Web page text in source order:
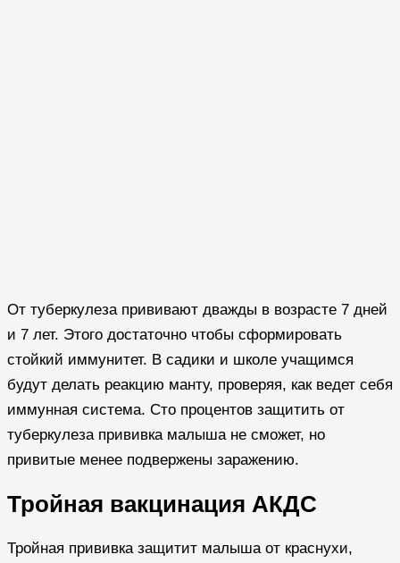
От туберкулеза прививают дважды в возрасте 7 дней
и 7 лет. Этого достаточно чтобы сформировать
стойкий иммунитет. В садики и школе учащимся
будут делать реакцию манту, проверяя, как ведет себя
иммунная система. Сто процентов защитить от
туберкулеза прививка малыша не сможет, но
привитые менее подвержены заражению.
Тройная вакцинация АКДС
Тройная прививка защитит малыша от краснухи,